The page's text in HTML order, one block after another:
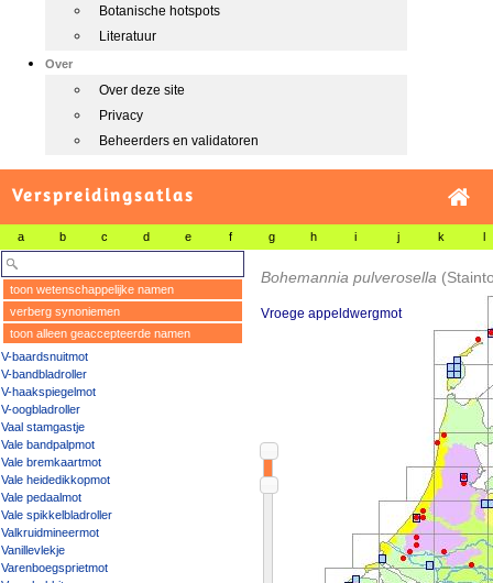
Botanische hotspots
Literatuur
Over
Over deze site
Privacy
Beheerders en validatoren
Verspreidingsatlas
a b c d e f g h i j k l
toon wetenschappelijke namen
verberg synoniemen
toon alleen geaccepteerde namen
V-baardsnuitmot
V-bandbladroller
V-haakspiegelmot
V-oogbladroller
Vaal stamgastje
Vale bandpalpmot
Vale bremkaartmot
Vale heidedikkopmot
Vale pedaalmot
Vale spikkelbladroller
Valkruidmineermot
Vanillevlekje
Varenboegsprietmot
Bohemannia pulverosella
Vroege appeldwergmot